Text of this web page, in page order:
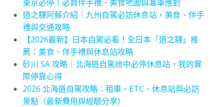
東京必停！必買伴手禮、美食地圖與塞車應對
道之驛阿蘇介紹｜九州自駕必訪休息站，美食、伴手
禮與交通攻略
【2026最新】日本自駕必看！全日本「道之驛」推
薦：美食、伴手禮與休息站攻略
砂川 SA 攻略｜北海道自駕途中必停休息站，我的實
際停靠心得
2026 北海道自駕攻略：租車、ETC、休息站與必訪
景點（最新費用與經驗分享）